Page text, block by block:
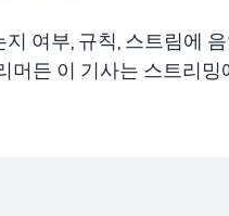
여부, 규칙, 스트림에
든 이 기사는 스트리밍